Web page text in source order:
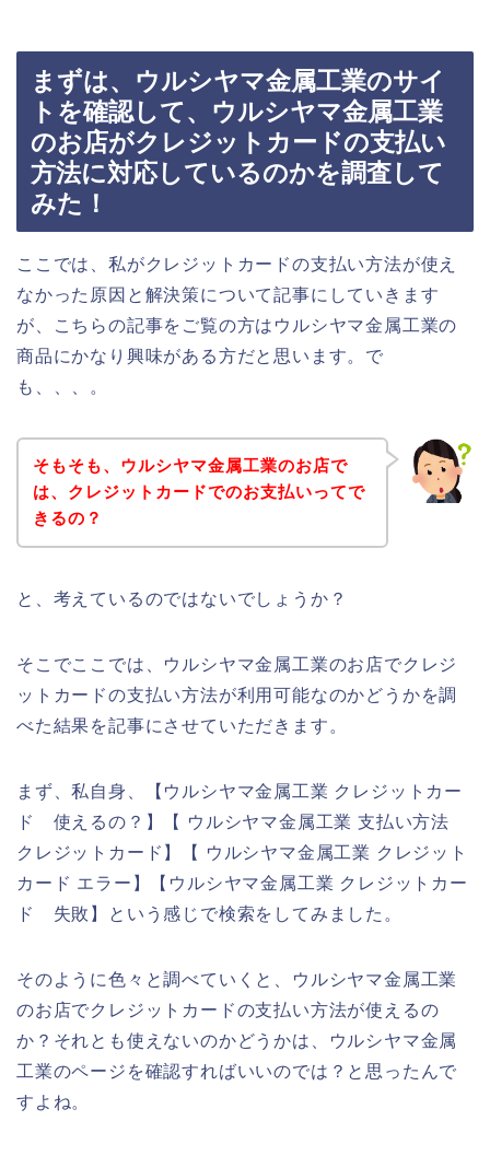
まずは、ウルシヤマ金属工業のサイ
トを確認して、ウルシヤマ金属工業
のお店がクレジットカードの支払い
方法に対応しているのかを調査して
みた！
ここでは、私がクレジットカードの支払い方法が使え
なかった原因と解決策について記事にしていきます
が、こちらの記事をご覧の方はウルシヤマ金属工業の
商品にかなり興味がある方だと思います。で
も、、、。
そもそも、ウルシヤマ金属工業のお店で
は、クレジットカードでのお支払いってで
きるの？
と、考えているのではないでしょうか？
そこでここでは、ウルシヤマ金属工業のお店でクレジ
ットカードの支払い方法が利用可能なのかどうかを調
べた結果を記事にさせていただきます。
まず、私自身、【ウルシヤマ金属工業 クレジットカー
ド 使えるの？】【 ウルシヤマ金属工業 支払い方法
クレジットカード】【 ウルシヤマ金属工業 クレジット
カード エラー】【ウルシヤマ金属工業 クレジットカー
ド 失敗】という感じで検索をしてみました。
そのように色々と調べていくと、ウルシヤマ金属工業
のお店でクレジットカードの支払い方法が使えるの
か？それとも使えないのかどうかは、ウルシヤマ金属
工業のページを確認すればいいのでは？と思ったんで
すよね。